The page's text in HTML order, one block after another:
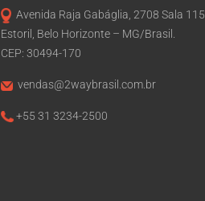
Avenida Raja Gabáglia, 2708 Sala 115,
Estoril, Belo Horizonte – MG/Brasil.
CEP: 30494-170
vendas@2waybrasil.com.br
+55 31 3234-2500